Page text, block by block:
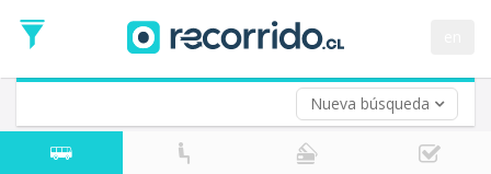
Nueva búsqueda
de
Ida
Vuelta (opcional)
Fecha
de